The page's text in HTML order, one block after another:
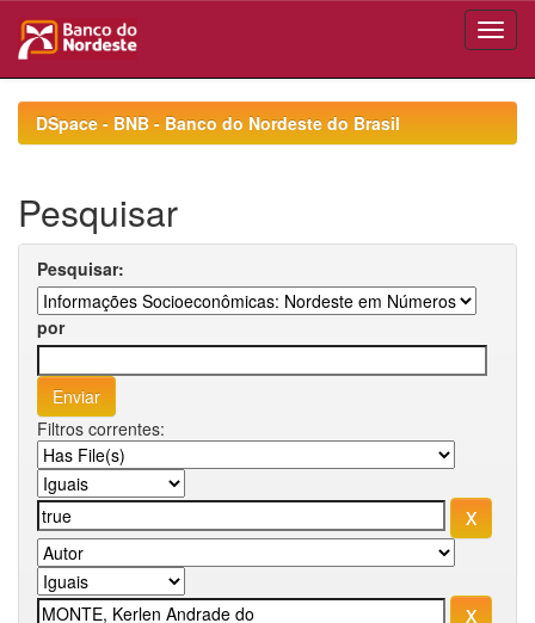
navigationDSpace - BNB - Banco do Nordeste do Brasil
Pesquisar
Pesquisar:
por
Filtros correntes: